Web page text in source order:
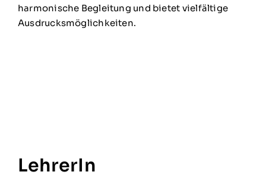
harmonische Begleitung und bietet vielfältige
Ausdrucksmöglichkeiten.
LehrerIn